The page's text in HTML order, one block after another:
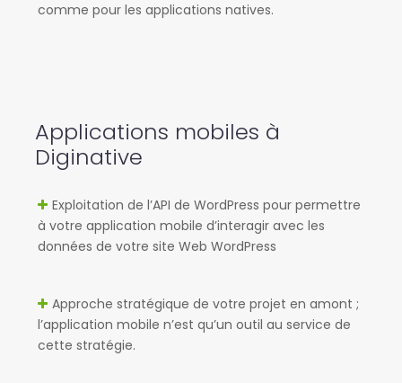
comme pour les applications natives.
Applications mobiles à
Diginative
Exploitation de l’API de WordPress pour permettre
à votre application mobile d’interagir avec les
données de votre site Web WordPress
Approche stratégique de votre projet en amont ;
l’application mobile n’est qu’un outil au service de
cette stratégie.